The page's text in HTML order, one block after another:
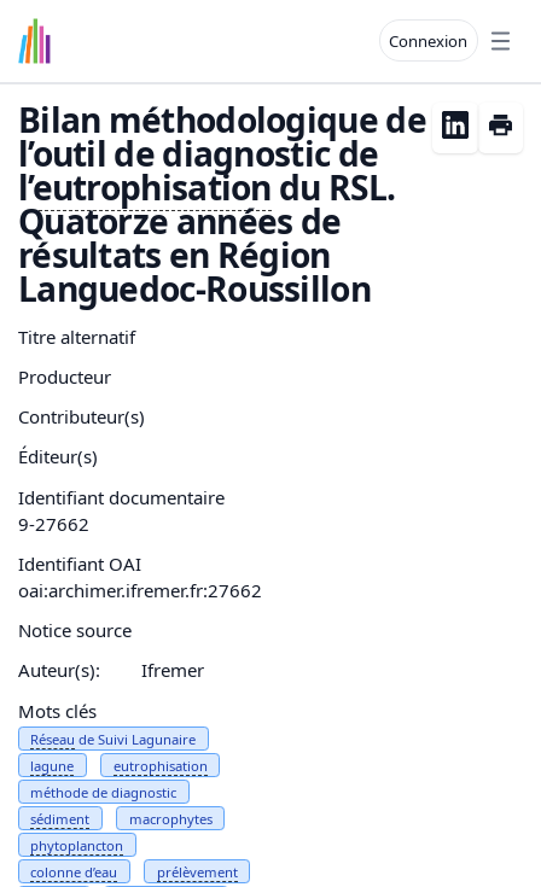
Connexion
Bilan méthodologique de
l’outil de diagnostic de
l’eutrophisation du RSL.
Quatorze années de
résultats en Région
Languedoc-Roussillon
Titre alternatif
Producteur
Contributeur(s)
Éditeur(s)
Identifiant documentaire
9-27662
Identifiant OAI
oai:archimer.ifremer.fr:27662
Notice source
Auteur(s):
Ifremer
Mots clés
Réseau de Suivi Lagunaire
lagune
eutrophisation
méthode de diagnostic
sédiment
macrophytes
phytoplancton
colonne d’eau
prélèvement